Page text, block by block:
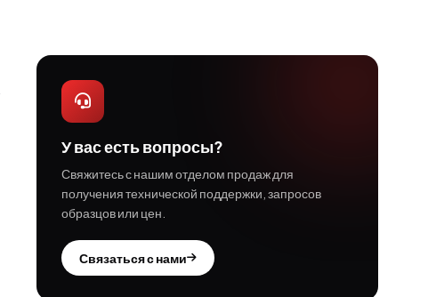
У вас есть вопросы?
Свяжитесь с нашим отделом продаж для
получения технической поддержки, запросов
образцов или цен.
Связаться с нами